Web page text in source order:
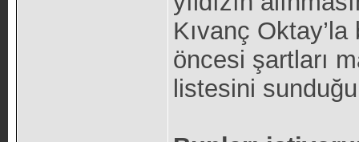
Kıvanç
öncesi şartları
listesini